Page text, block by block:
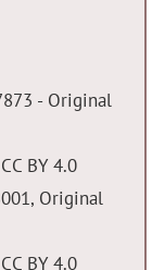
- Original
BY 4.0
Original
BY 4.0